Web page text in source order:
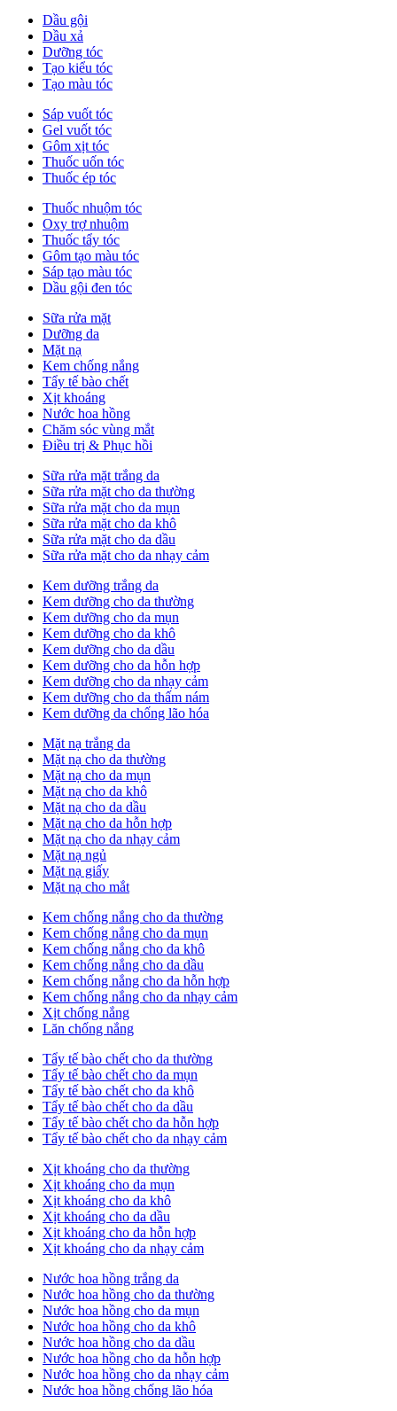
Dầu gội
Dầu xả
Dưỡng tóc
Tạo kiểu tóc
Tạo màu tóc
Sáp vuốt tóc
Gel vuốt tóc
Gôm xịt tóc
Thuốc uốn tóc
Thuốc ép tóc
Thuốc nhuộm tóc
Oxy trợ nhuộm
Thuốc tẩy tóc
Gôm tạo màu tóc
Sáp tạo màu tóc
Dầu gội đen tóc
Sữa rửa mặt
Dưỡng da
Mặt nạ
Kem chống nắng
Tẩy tế bào chết
Xịt khoáng
Nước hoa hồng
Chăm sóc vùng mắt
Điều trị & Phục hồi
Sữa rửa mặt trắng da
Sữa rửa mặt cho da thường
Sữa rửa mặt cho da mụn
Sữa rửa mặt cho da khô
Sữa rửa mặt cho da dầu
Sữa rửa mặt cho da nhạy cảm
Kem dưỡng trắng da
Kem dưỡng cho da thường
Kem dưỡng cho da mụn
Kem dưỡng cho da khô
Kem dưỡng cho da dầu
Kem dưỡng cho da hỗn hợp
Kem dưỡng cho da nhạy cảm
Kem dưỡng cho da thấm nám
Kem dưỡng da chống lão hóa
Mặt nạ trắng da
Mặt nạ cho da thường
Mặt nạ cho da mụn
Mặt nạ cho da khô
Mặt nạ cho da dầu
Mặt nạ cho da hỗn hợp
Mặt nạ cho da nhạy cảm
Mặt nạ ngủ
Mặt nạ giấy
Mặt nạ cho mắt
Kem chống nắng cho da thường
Kem chống nắng cho da mụn
Kem chống nắng cho da khô
Kem chống nắng cho da dầu
Kem chống nắng cho da hỗn hợp
Kem chống nắng cho da nhạy cảm
Xịt chống nắng
Lăn chống nắng
Tẩy tế bào chết cho da thường
Tẩy tế bào chết cho da mụn
Tẩy tế bào chết cho da khô
Tẩy tế bào chết cho da dầu
Tẩy tế bào chết cho da hỗn hợp
Tẩy tế bào chết cho da nhạy cảm
Xịt khoáng cho da thường
Xịt khoáng cho da mụn
Xịt khoáng cho da khô
Xịt khoáng cho da dầu
Xịt khoáng cho da hỗn hợp
Xịt khoáng cho da nhạy cảm
Nước hoa hồng trắng da
Nước hoa hồng cho da thường
Nước hoa hồng cho da mụn
Nước hoa hồng cho da khô
Nước hoa hồng cho da dầu
Nước hoa hồng cho da hỗn hợp
Nước hoa hồng cho da nhạy cảm
Nước hoa hồng chống lão hóa